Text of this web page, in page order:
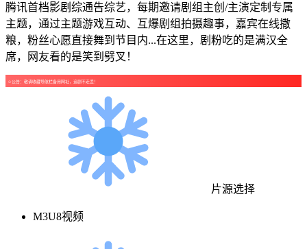
腾讯首档影剧综通告综艺，每期邀请剧组主创/主演定制专属
主题，通过主题游戏互动、互爆剧组拍摄趣事，嘉宾在线撒
粮，粉丝心愿直接舞到节目内...在这里，剧粉吃的是满汉全
席，网友看的是笑到劈叉！
☺公告：敬请收藏导航栏备用网址，追剧不走丢！
片源选择
M3U8视频